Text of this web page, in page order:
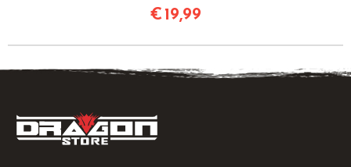
€ 19,99